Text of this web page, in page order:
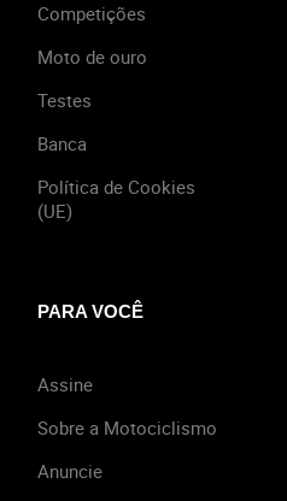
Competições
Moto de ouro
Testes
Banca
Política de Cookies
(UE)
PARA VOCÊ
Assine
Sobre a Motociclismo
Anuncie